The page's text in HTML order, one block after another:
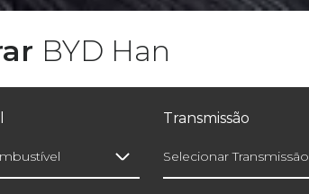
BYD Han
Transmissão
Selecionar Transmissão